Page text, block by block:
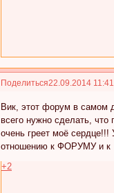
Поделиться22.09.2014
Вик, этот форум в самом
всего нужно сделать,
очень греет моё
отношению к ФОРУМУ и
+2